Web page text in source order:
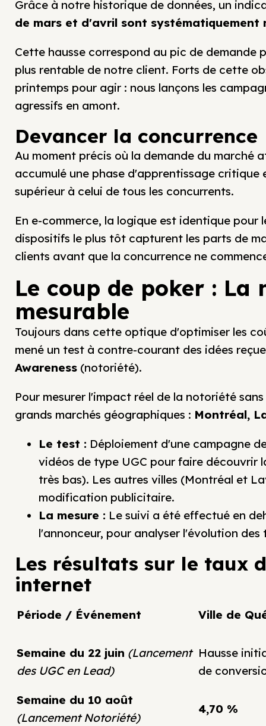
Grâce à notre historique de données, un
de mars et d'avril sont systématiquement
Cette hausse correspond au pic de
plus rentable de notre client. Forts de cette
printemps pour agir : nous lançons les
agressifs en amont.
Devancer la concurrence
Au moment précis où la demande du marché
accumulé une phase d'apprentissage
supérieur à celui de tous les concurrents.
En e-commerce, la logique est identique
dispositifs le plus tôt capturent les parts de
clients avant que la concurrence ne
Le coup de poker : La
mesurable
Toujours dans cette optique d'optimiser les
mené un test à contre-courant des idées
Awareness (notoriété).
Pour mesurer l'impact réel de la notoriété
grands marchés géographiques : Montréal,
Le test : Déploiement d'une campagne
vidéos de type UGC pour faire découvrir
très bas). Les autres villes (Montréal et
modification publicitaire.
La mesure : Le suivi a été effectué en
l'annonceur, pour analyser l'évolution
Les résultats sur le taux
internet
Période / Événement Ville de
Semaine du 22 juin (Lancement
des UGC en Lead)
Hausse
de
Semaine du 10 août
(Lancement Notoriété)
4,70 %